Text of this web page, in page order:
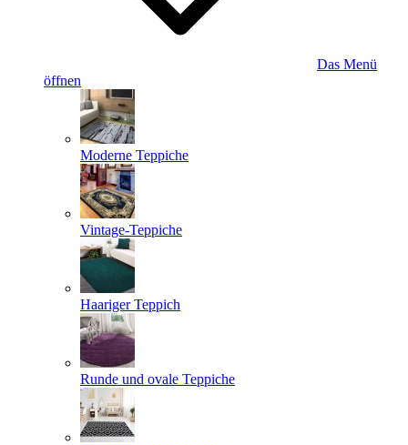
Das Menü
öffnen
Moderne Teppiche
Vintage-Teppiche
Haariger Teppich
Runde und ovale Teppiche